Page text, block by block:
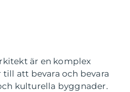
är en komplex
till att bevara och bevara
kulturella byggnader.